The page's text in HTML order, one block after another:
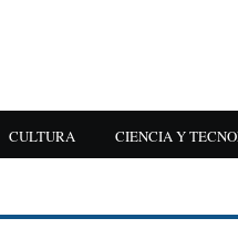
CULTURA CIENCIA Y